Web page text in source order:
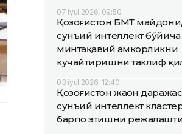
07 iyul 2026, 09:50
Қозоғистон БМТ
сунъий интеллект бўйича
минтақавий ҳамкорликни
кучайтиришни таклиф
03 iyul 2026, 12:40
Қозоғистон жаҳон
сунъий интеллект
барпо этишни